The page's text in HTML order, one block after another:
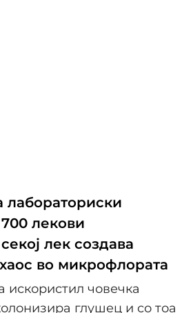
лабораториски
лекови
лек создава
во микрофлората
искористил човечка
глушец и со тоа